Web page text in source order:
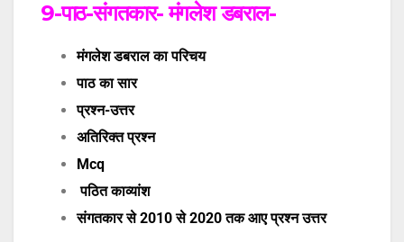
9-पाठ-संगतकार- मंगलेश डबराल-
मंगलेश डबराल का परिचय
पाठ का सार
प्रश्न-उत्तर
अतिरिक्त प्रश्न
Mcq
पठित काव्यांश
संगतकार से 2010 से 2020 तक आए प्रश्न उत्तर